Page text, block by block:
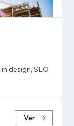
design, SEO
Ver